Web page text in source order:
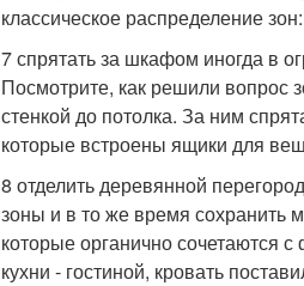
классическое распределение
7 спрятать за шкафом иногда в
Посмотрите, как решили вопрос
стенкой до потолка. За ним
которые встроены ящики для
8 отделить деревянной
зоны и в то же время сохранить
которые органично сочетаются
кухни - гостиной, кровать